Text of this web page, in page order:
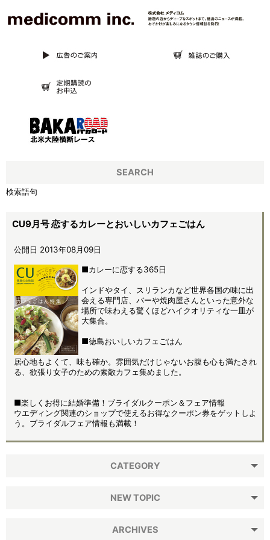
CU9月号 恋するカレーとおいしいカフェごはん
公開日 2013年08月09日
■カレーに恋する365日
インドやタイ、スリランカなど世界各国の味に出
会える専門店、バーや焼肉屋さんといった意外な
場所で味わえる驚くほどハイクオリティな一皿が
大集合。
■徳島おいしいカフェごはん
居心地もよくて、味も確か。雰囲気だけじゃないお腹も心も満たされ
る、欲張り女子のための素敵カフェ集めました。
■楽しくお得に結婚準備！ブライダルクーポン＆フェア情報
ウエディング関連のショップで使えるお得なクーポン券をゲットしよ
う。ブライダルフェア情報も満載！
CATEGORY
NEW TOPIC
ARCHIVES
SEARCH
検索語句